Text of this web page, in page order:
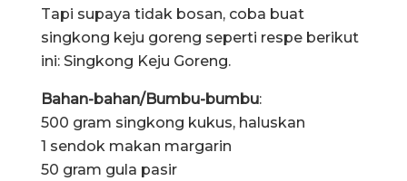
Tapi supaya tidak bosan, coba buat
singkong keju goreng seperti respe berikut
ini: Singkong Keju Goreng.
Bahan-bahan/Bumbu-bumbu:
500 gram singkong kukus, haluskan
1 sendok makan margarin
50 gram gula pasir